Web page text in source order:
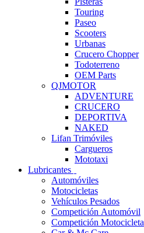
Touring
Paseo
Scooters
Urbanas
Crucero Chopper
Todoterreno
OEM Parts
QJMOTOR
ADVENTURE
CRUCERO
DEPORTIVA
NAKED
Lifan Trimóviles
Cargueros
Mototaxi
Lubricantes
Automóviles
Motocicletas
Vehículos Pesados
Competición Automóvil
Competición Motocicleta